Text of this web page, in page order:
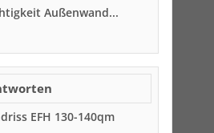
Außenwand...
EFH 130-140qm